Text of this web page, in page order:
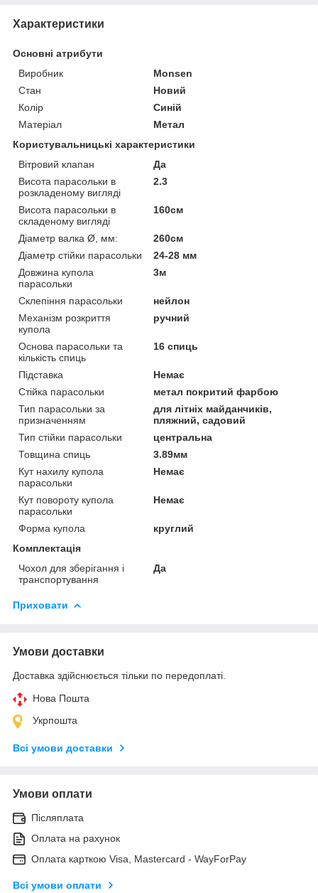
Характеристики
Основні атрибути
Виробник
Monsen
Стан
Новий
Колір
Синій
Матеріал
Метал
Користувальницькі характеристики
Вітровий клапан
Да
Висота парасольки в
розкладеному вигляді
2.3
Висота парасольки в
складеному вигляді
160см
Діаметр валка Ø, мм:
260см
Діаметр стійки парасольки
24-28 мм
Довжина купола
парасольки
3м
Склепіння парасольки
нейлон
Механізм розкриття
купола
ручний
Основа парасольки та
кількість спиць
16 спиць
Підставка
Немає
Стійка парасольки
метал покритий фарбою
Тип парасольки за
призначенням
для літніх майданчиків,
пляжний, садовий
Тип стійки парасольки
центральна
Товщина спиць
3.89мм
Кут нахилу купола
парасольки
Немає
Кут повороту купола
парасольки
Немає
Форма купола
круглий
Комплектація
Чохол для зберігання і
транспортування
Да
Приховати
Умови доставки
Доставка здійснюється тільки по передоплаті.
Нова Пошта
Укрпошта
Всі умови доставки
Умови оплати
Післяплата
Оплата на рахунок
Оплата карткою Visa, Mastercard - WayForPay
Всі умови оплати